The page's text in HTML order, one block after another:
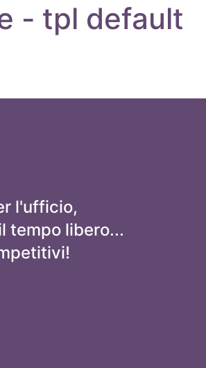
- tpl default
l'ufficio,
tempo libero...